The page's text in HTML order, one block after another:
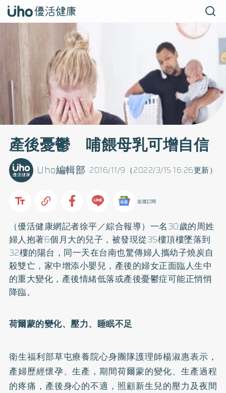
產後憂鬱 哺餵母乳可增自信
2016/11/9（2022/3/15 16:26更新）
Uho編輯部
追蹤訂閱
（優活健康網記者徐平／綜合報導）一名30歲的周姓
婦人抱著6個月大的兒子，被發現從35樓頂樓墜落到
32樓的陽台，同一天在台南也驚傳婦人攜幼子燒炭自
殺雙亡，家中增添小嬰兒，產後的婦女正面臨人生中
的重大變化，產後情緒低落或產後憂鬱症可能正悄悄
降臨。
荷爾蒙的變化、壓力、睡眠不足
衛生福利部草屯療養院心身團隊護理師楊淑惠表示，
產婦歷經懷孕、生產，期間荷爾蒙的變化、生產過程
的疼痛，產後身心的不適，照顧新生兒的壓力及夜間